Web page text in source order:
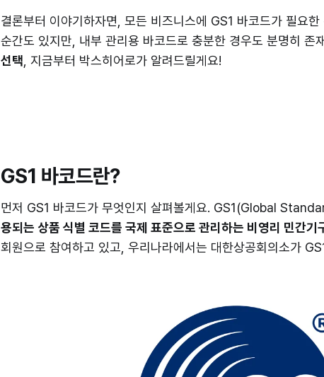
결론부터 이야기하자면, 모든 비즈니스에 GS1 바코드가 필요
순간도 있지만, 내부 관리용 바코드로 충분한 경우도 분명히 존
선택, 지금부터 박스히어로가 알려드릴게요!
GS1 바코드란?
먼저 GS1 바코드가 무엇인지 살펴볼게요. GS1(Global
용되는 상품 식별 코드를 국제 표준으로 관리하는 비영리 민간기
회원으로 참여하고 있고, 우리나라에서는 대한상공회의소가